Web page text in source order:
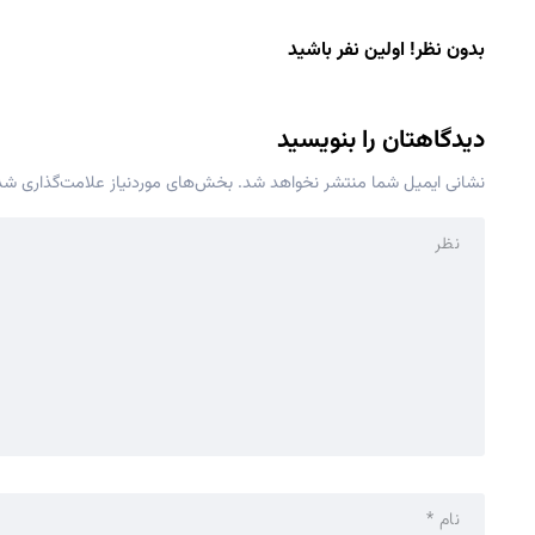
بدون نظر! اولین نفر باشید
دیدگاهتان را بنویسید
نشانی ایمیل شما منتشر نخواهد شد. بخش‌های موردنیاز علامت‌گذاری